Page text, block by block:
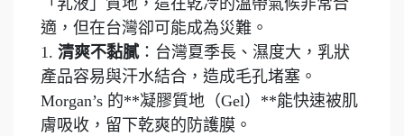
適，但在台灣卻可能成為災難。
1. 清爽不黏膩：台灣夏季長、濕度大，乳狀
產品容易與汗水結合，造成毛孔堵塞。
Morgan’s 的**凝膠質地（Gel）**能快速被肌
膚吸收，留下乾爽的防護膜。